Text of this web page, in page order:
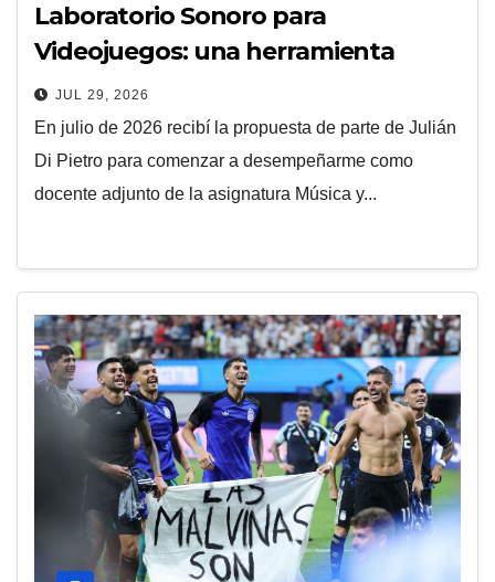
Laboratorio Sonoro para
Videojuegos: una herramienta
abierta para la experimentación, la
implementación y la enseñanza de
sonido y música en videojuegos
JUL 29, 2026
En julio de 2026 recibí la propuesta de parte de Julián
Di Pietro para comenzar a desempeñarme como
docente adjunto de la asignatura Música y...